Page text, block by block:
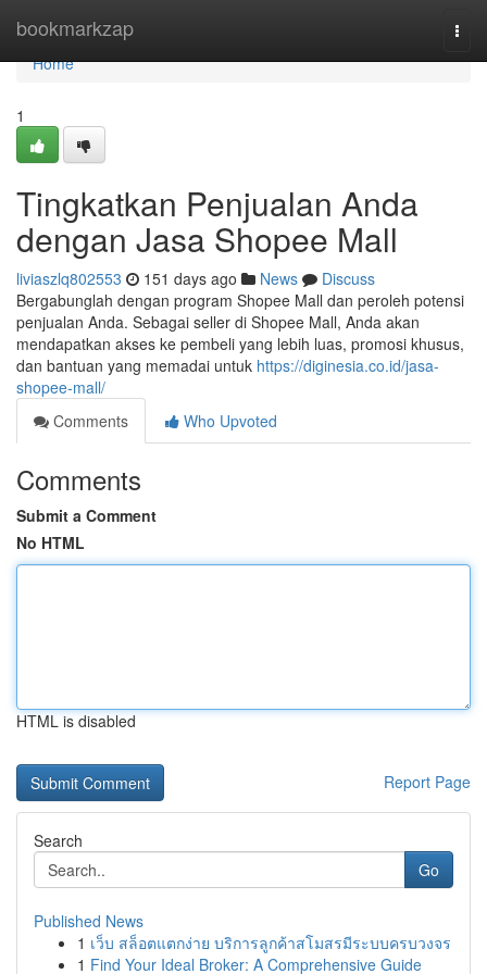
bookmarkzap
Home
Home
1
Tingkatkan Penjualan Anda
dengan Jasa Shopee Mall
liviaszlq802553 151 days ago News
Discuss
Bergabunglah dengan program Shopee Mall dan peroleh potensi
penjualan Anda. Sebagai seller di Shopee Mall, Anda akan
mendapatkan akses ke pembeli yang lebih luas, promosi khusus,
dan bantuan yang memadai untuk https://diginesia.co.id/jasa-
shopee-mall/
Comments
Who Upvoted
Comments
Submit a Comment
No HTML
HTML is disabled
Report Page
Search
Go
Published News
1 เว็บ สล็อตแตกง่าย บริการลูกค้าสโมสรมีระบบครบวงจร
1 Find Your Ideal Broker: A Comprehensive Guide